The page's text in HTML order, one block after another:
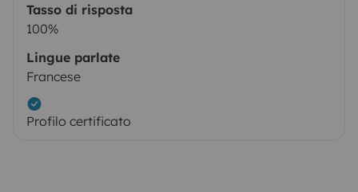
Tasso di risposta
100%
Lingue parlate
Francese
Profilo certificato